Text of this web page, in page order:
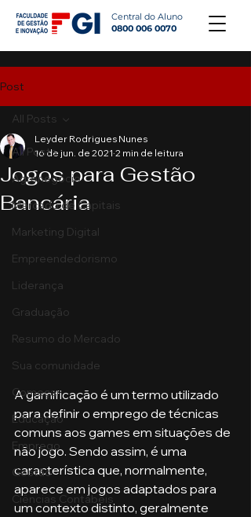
Central do Aluno
0800 006 0070
Post
All Posts
Agronegócio
Mercado de Capitais
Marketing Digital
Empreendedorismo
Liderança
Graduação
Resumo do Mercado
Sua comunidade
Começar
Educação
Emprego
Gestão
Ciências Contábeis
All Posts
Jogos para Gestão
Bancária
Leyder Rodrigues Nunes
16 de jun. de 2021 2 min de leitura
A gamificação é um termo utilizado
para definir o emprego de técnicas
comuns aos games em situações de
não jogo. Sendo assim, é uma
característica que, normalmente,
aparece em jogos adaptados para
um contexto distinto, geralmente